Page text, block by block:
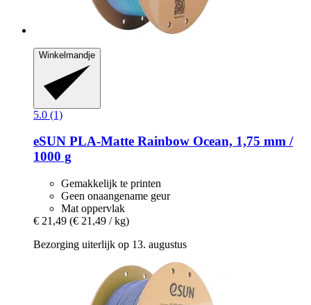
Winkelmandje
5.0 (1)
eSUN PLA-​Matte Rainbow Ocean, 1,75 mm /
1000 g
Gemakkelijk te printen
Geen onaangename geur
Mat oppervlak
€ 21,49 (€ 21,49 / kg)
Bezorging uiterlijk op 13. augustus